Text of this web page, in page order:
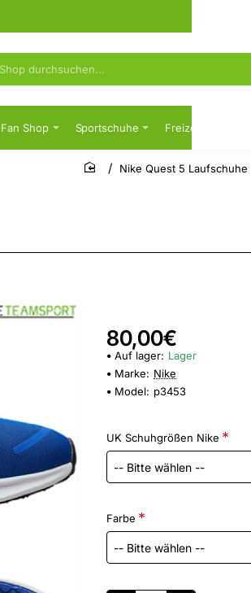
Fan Shop Sportschuhe Freizeit
home
Nike Quest 5 Laufschuhe
80,00€
Auf lager: Lager
Marke: Nike
Model: p3453
UK Schuhgrößen Nike
Farbe